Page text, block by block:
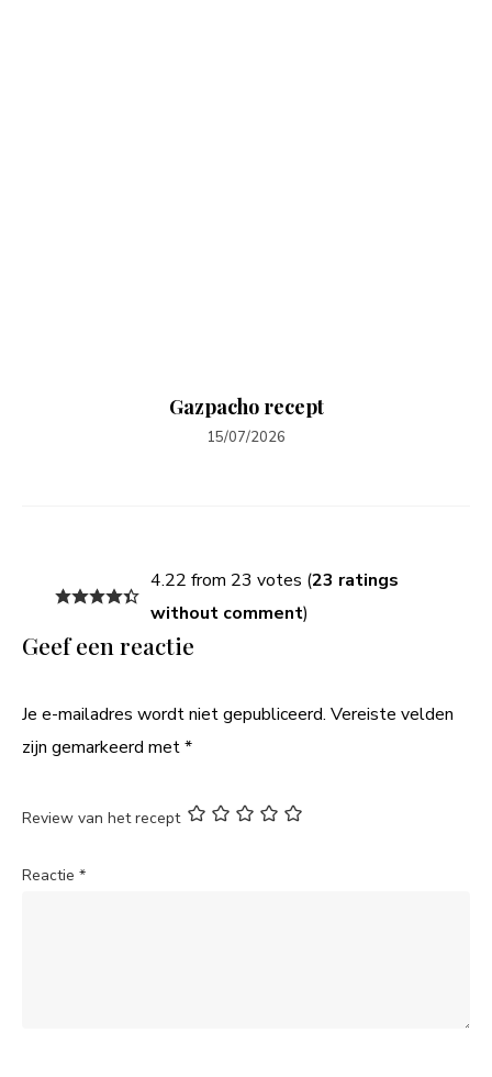
Gazpacho recept
15/07/2026
4.22 from 23 votes (23 ratings
without comment)
Geef een reactie
Je e-mailadres wordt niet gepubliceerd. Vereiste velden
zijn gemarkeerd met*
Review van het recept
Reactie *